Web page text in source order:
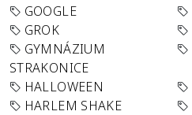
GOOGLE
GROK
GYMNÁZIUM
STRAKONICE
HALLOWEEN
HARLEM SHAKE